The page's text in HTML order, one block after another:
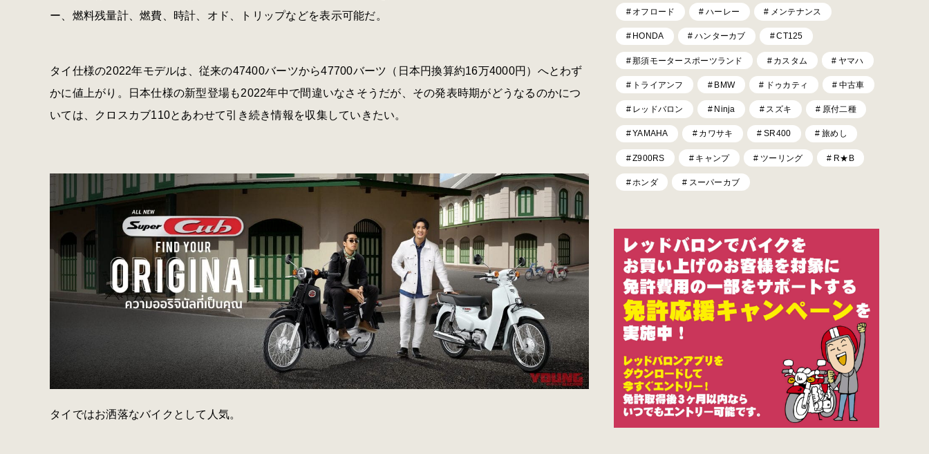
ー、燃料残量計、燃費、時計、オド、トリップなどを表示可能だ。
タイ仕様の2022年モデルは、従来の47400バーツから47700バーツ（日本円換算約16万4000円）へとわず
かに値上がり。日本仕様の新型登場も2022年中で間違いなさそうだが、その発表時期がどうなるのかにつ
いては、クロスカブ110とあわせて引き続き情報を収集していきたい。
タイではお洒落なバイクとして人気。
オフロード ハーレー メンテナンス
HONDA ハンターカブ CT125
那須モータースポーツランド カスタム ヤマハ
トライアンフ BMW ドゥカティ 中古車
レッドバロン Ninja スズキ 原付二種
YAMAHA カワサキ SR400 旅めし
Z900RS キャンプ ツーリング R★B
ホンダ スーパーカブ